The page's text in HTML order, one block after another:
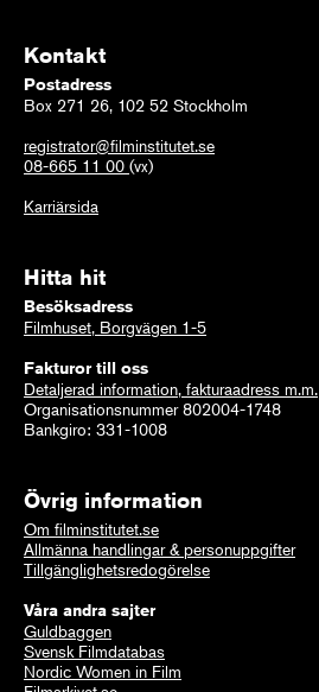
Kontakt
Postadress
Box 271 26, 102 52 Stockholm
registrator@filminstitutet.se
08-665 11 00 (vx)
Karriärsida
Hitta hit
Besöksadress
Filmhuset, Borgvägen 1-5
Fakturor till oss
Detaljerad information, fakturaadress m.m.
Organisationsnummer 802004-1748
Bankgiro: 331-1008
Övrig information
Om filminstitutet.se
Allmänna handlingar & personuppgifter
Tillgänglighetsredogörelse
Våra andra sajter
Guldbaggen
Svensk Filmdatabas
Nordic Women in Film